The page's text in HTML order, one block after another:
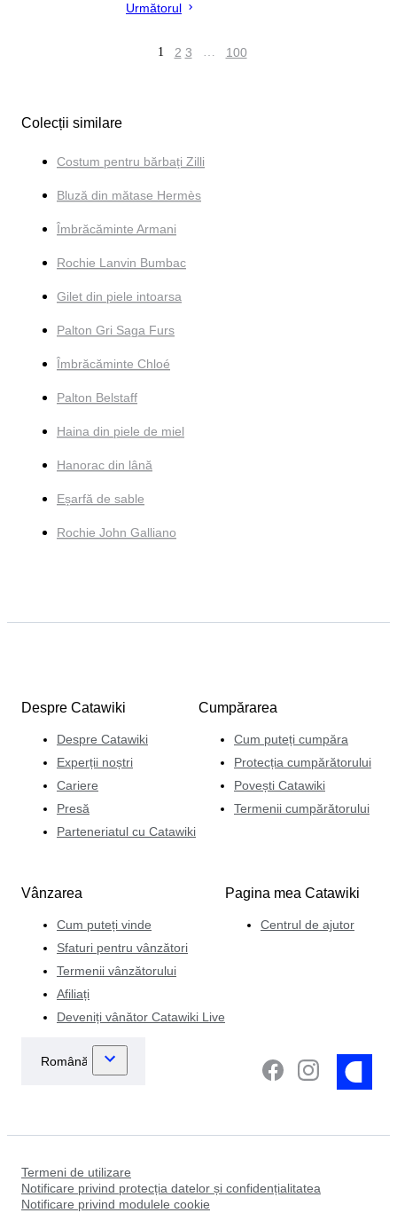
Următorul
1 2 3 … 100
Colecții similare
Costum pentru bărbați Zilli
Bluză din mătase Hermès
Îmbrăcăminte Armani
Rochie Lanvin Bumbac
Gilet din piele intoarsa
Palton Gri Saga Furs
Îmbrăcăminte Chloé
Palton Belstaff
Haina din piele de miel
Hanorac din lână
Eșarfă de sable
Rochie John Galliano
Despre Catawiki
Despre Catawiki
Experții noștri
Cariere
Presă
Parteneriatul cu Catawiki
Cumpărarea
Cum puteți cumpăra
Protecția cumpărătorului
Povești Catawiki
Termenii cumpărătorului
Vânzarea
Cum puteți vinde
Sfaturi pentru vânzători
Termenii vânzătorului
Afiliați
Deveniți vânător Catawiki Live
Pagina mea Catawiki
Centrul de ajutor
Termeni de utilizare
Notificare privind protecția datelor și confidențialitatea
Notificare privind modulele cookie